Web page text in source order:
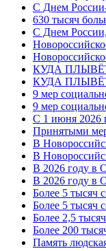
C Днем
630 тысяч
C Днем
КУДА
КУДА
9 мер
9 мер
С 1 июня 2026
Принятыми
В
В
В 2026 году в
В 2026 году в
Более 5 тысяч
Более 5 тысяч
Более 2,5
Более 200
Память